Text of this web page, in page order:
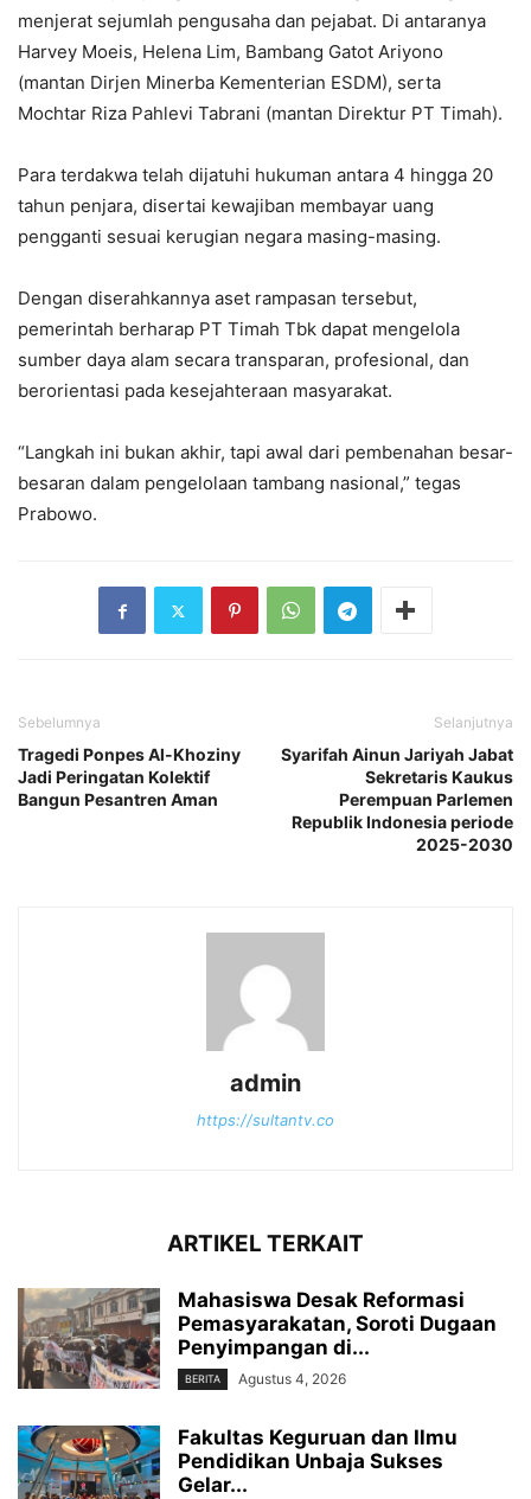
menjerat sejumlah pengusaha dan pejabat. Di antaranya
Harvey Moeis, Helena Lim, Bambang Gatot Ariyono
(mantan Dirjen Minerba Kementerian ESDM), serta
Mochtar Riza Pahlevi Tabrani (mantan Direktur PT Timah).
Para terdakwa telah dijatuhi hukuman antara 4 hingga 20
tahun penjara, disertai kewajiban membayar uang
pengganti sesuai kerugian negara masing-masing.
Dengan diserahkannya aset rampasan tersebut,
pemerintah berharap PT Timah Tbk dapat mengelola
sumber daya alam secara transparan, profesional, dan
berorientasi pada kesejahteraan masyarakat.
“Langkah ini bukan akhir, tapi awal dari pembenahan besar-
besaran dalam pengelolaan tambang nasional,” tegas
Prabowo.
Sebelumnya
Tragedi Ponpes Al-Khoziny
Jadi Peringatan Kolektif
Bangun Pesantren Aman
Selanjutnya
Syarifah Ainun Jariyah Jabat
Sekretaris Kaukus
Perempuan Parlemen
Republik Indonesia periode
2025-2030
admin
https://sultantv.co
ARTIKEL TERKAIT
Mahasiswa Desak Reformasi
Pemasyarakatan, Soroti Dugaan
Penyimpangan di...
BERITA Agustus 4, 2026
Fakultas Keguruan dan Ilmu
Pendidikan Unbaja Sukses
Gelar...